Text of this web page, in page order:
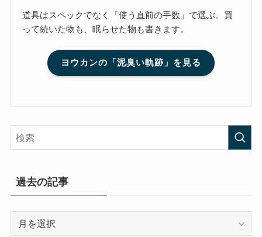
道具はスペックでなく「使う直前の手数」で選ぶ。買
って続いた物も、眠らせた物も書きます。
ヨウカンの「泥臭い軌跡」を見る
過去の記事